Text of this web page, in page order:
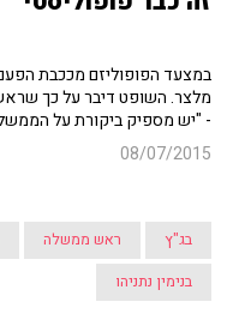
במצעד הפופוליזם מככבת
מלצר. השופט דיבר על כך
- "יש מספיק ביקורת על
08/07/2015
בג"ץ ראש ממשלה
בנימין נתניהו